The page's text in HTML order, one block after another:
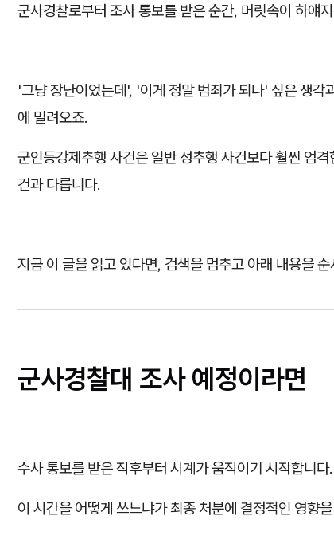
군사경찰로부터 조사 통보를 받은 순간, 머릿속이 하얘
'그냥 장난이었는데', '이게 정말 범죄가 되나' 싶은 생각
에 밀려오죠.
군인등강제추행 사건은 일반 성추행 사건보다 훨씬 엄
건과 다릅니다.
지금 이 글을 읽고 있다면, 검색을 멈추고 아래 내용을
군사경찰대 조사 예정이라면
수사 통보를 받은 직후부터 시계가 움직이기 시작합니다.
이 시간을 어떻게 쓰느냐가 최종 처분에 결정적인 영향